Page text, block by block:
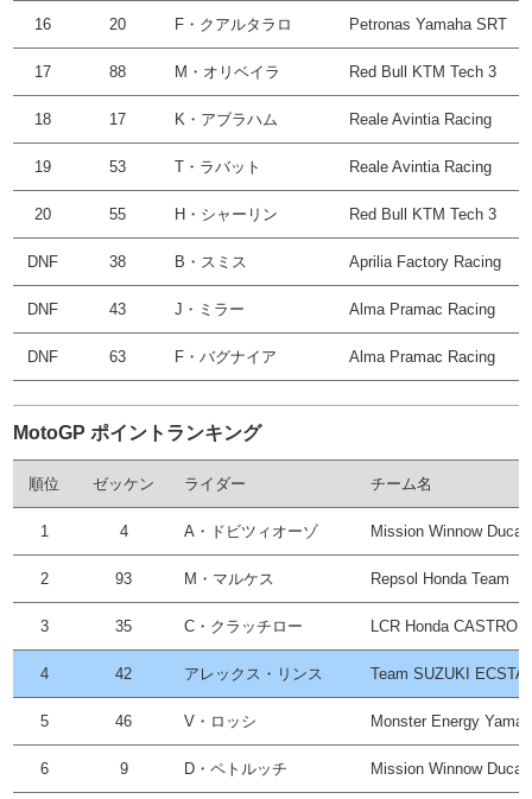
16 20 F・クアルタラロ Petronas Yamaha SRT
17 88 M・オリベイラ Red Bull KTM Tech 3
18 17 K・アブラハム Reale Avintia Racing
19 53 T・ラバット Reale Avintia Racing
20 55 H・シャーリン Red Bull KTM Tech 3
DNF 38 B・スミス Aprilia Factory Racing
DNF 43 J・ミラー Alma Pramac Racing
DNF 63 F・バグナイア Alma Pramac Racing
MotoGP ポイントランキング
順位 ゼッケン ライダー チーム名
1 4 A・ドビツィオーゾ Mission Winnow Ducati
2 93 M・マルケス Repsol Honda Team
3 35 C・クラッチロー LCR Honda CASTROL
4 42 アレックス・リンス Team SUZUKI
5 46 V・ロッシ Monster Energy
6 9 D・ペトルッチ Mission Winnow Ducati